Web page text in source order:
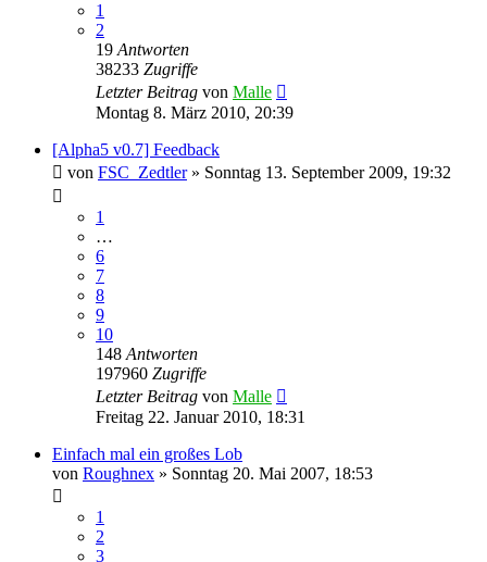
1
2
19 Antworten
38233 Zugriffe
Letzter Beitrag von Malle
Montag 8. März 2010, 20:39
[Alpha5 v0.7] Feedback
von FSC_Zedtler» Sonntag 13. September 2009, 19:32
1
…
6
7
8
9
10
148 Antworten
197960 Zugriffe
Letzter Beitrag von Malle
Freitag 22. Januar 2010, 18:31
Einfach mal ein großes Lob
von Roughnex » Sonntag 20. Mai 2007, 18:53
1
2
3